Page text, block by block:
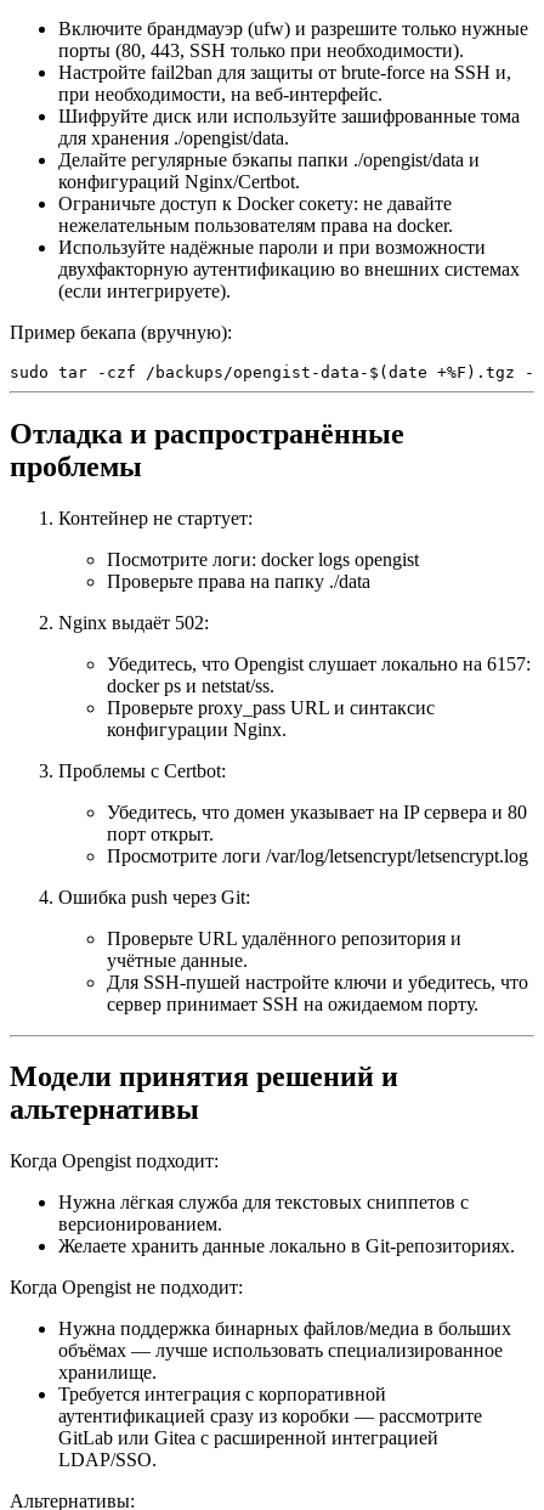
Включите брандмауэр (ufw) и разрешите только нужные
порты (80, 443, SSH только при необходимости).
Настройте fail2ban для защиты от brute-force на SSH и,
при необходимости, на веб-интерфейс.
Шифруйте диск или используйте зашифрованные тома
для хранения ./opengist/data.
Делайте регулярные бэкапы папки ./opengist/data и
конфигураций Nginx/Certbot.
Ограничьте доступ к Docker сокету: не давайте
нежелательным пользователям права на docker.
Используйте надёжные пароли и при возможности
двухфакторную аутентификацию во внешних системах
(если интегрируете).
Пример бекапа (вручную):
sudo tar -czf /backups/opengist-data-$(date +%F).tgz -
Отладка и распространённые
проблемы
Контейнер не стартует:
Посмотрите логи: docker logs opengist
Проверьте права на папку ./data
Nginx выдаёт 502:
Убедитесь, что Opengist слушает локально на 6157:
docker ps и netstat/ss.
Проверьте proxy_pass URL и синтаксис
конфигурации Nginx.
Проблемы с Certbot:
Убедитесь, что домен указывает на IP сервера и 80
порт открыт.
Просмотрите логи /var/log/letsencrypt/letsencrypt.log
Ошибка push через Git:
Проверьте URL удалённого репозитория и
учётные данные.
Для SSH-пушей настройте ключи и убедитесь, что
сервер принимает SSH на ожидаемом порту.
Модели принятия решений и
альтернативы
Когда Opengist подходит:
Нужна лёгкая служба для текстовых сниппетов с
версионированием.
Желаете хранить данные локально в Git-репозиториях.
Когда Opengist не подходит:
Нужна поддержка бинарных файлов/медиа в больших
объёмах — лучше использовать специализированное
хранилище.
Требуется интеграция с корпоративной
аутентификацией сразу из коробки — рассмотрите
GitLab или Gitea с расширенной интеграцией
LDAP/SSO.
Альтернативы: